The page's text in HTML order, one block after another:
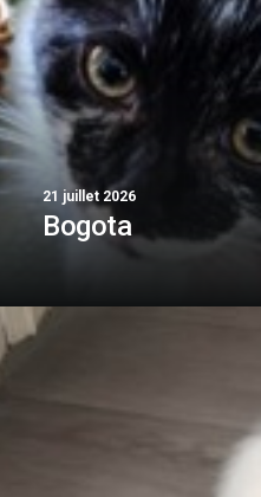
21 juillet 2026
Bogota